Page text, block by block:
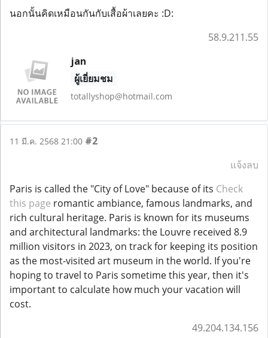
นอกนั้นคิดเหมือนกันกับเสื้อผ้าเลยคะ :D:
58.9.211.55
jan
ผู้เยี่ยมชม
totallyshop@hotmail.com
11 มี.ค. 2568 21:00 #2
แจ้งลบ
Paris is called the "City of Love" because of its Check
this page romantic ambiance, famous landmarks, and
rich cultural heritage. Paris is known for its museums
and architectural landmarks: the Louvre received 8.9
million visitors in 2023, on track for keeping its position
as the most-visited art museum in the world. If you're
hoping to travel to Paris sometime this year, then it's
important to calculate how much your vacation will
cost.
49.204.134.156